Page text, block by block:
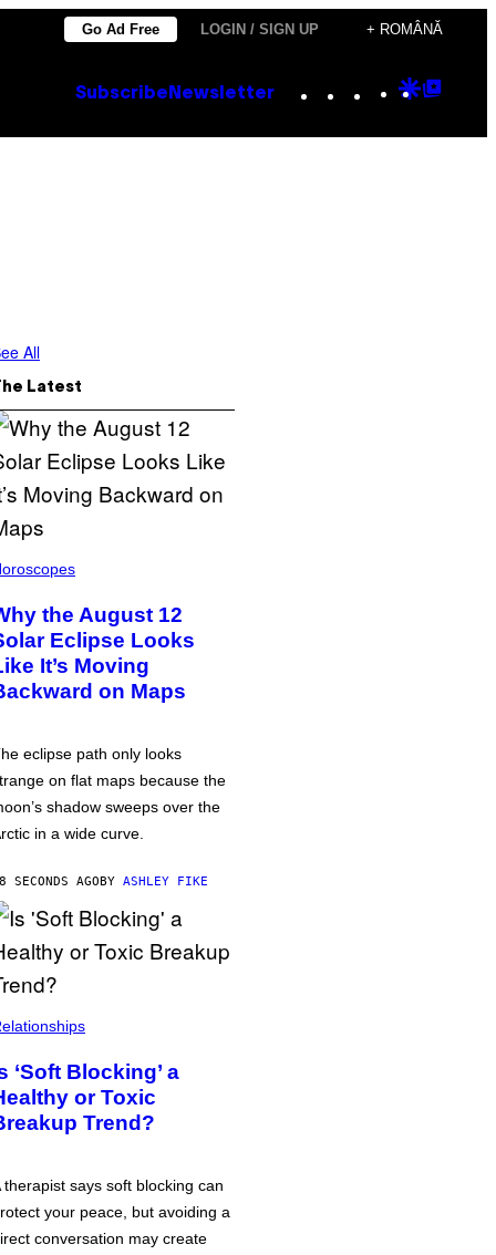
Go Ad Free LOGIN / SIGN UP + ROMÂNĂ
Subscribe Newsletter Instagram
TikTok
YouTube
Google
All
Latest
the August 12
Eclipse Looks
It’s Moving
on Maps
eclipse path only looks
on flat maps because the
shadow sweeps over the
in a wide curve.
SECONDS AGOBY ASHLEY FIKE
‘Soft Blocking’ a
or Toxic
Trend?
therapist says soft blocking can
your peace, but avoiding a
conversation may create